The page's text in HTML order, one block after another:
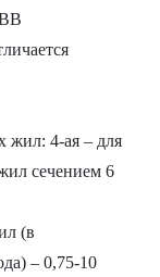
жил: 4-ая – для
сечением 6
(в
– 0,75-10